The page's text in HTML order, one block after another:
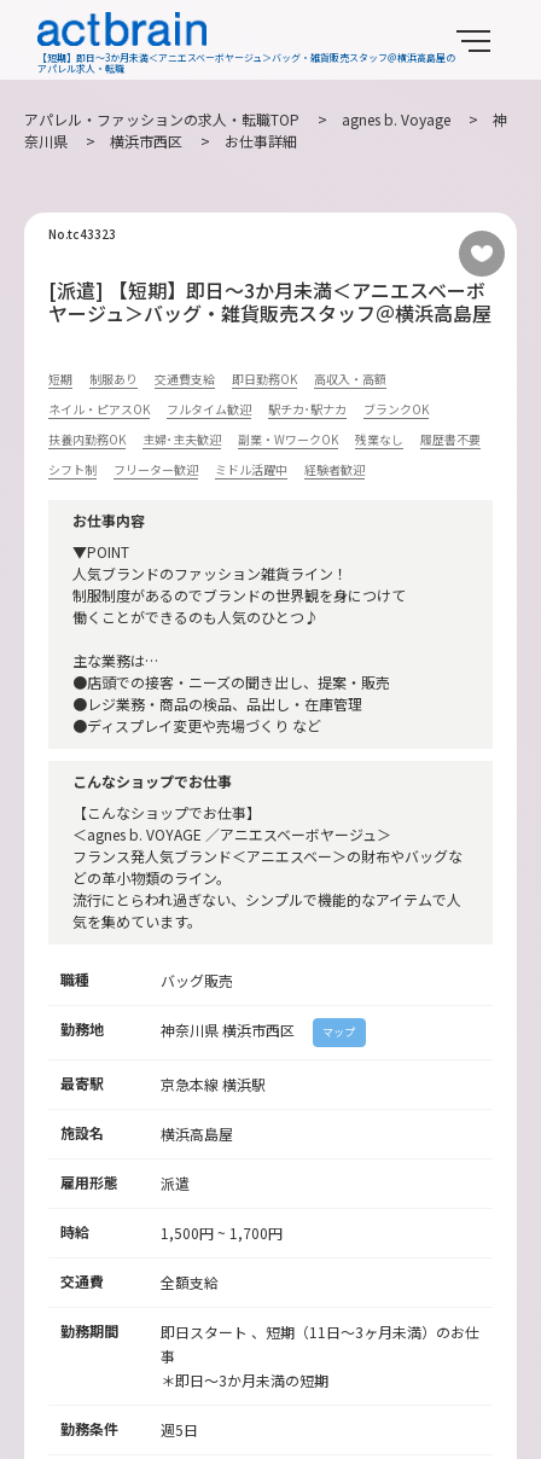
【短期】即日～3か月未満＜アニエスベーボヤージュ＞バッグ・雑貨販売スタッフ＠横浜高島屋の
アパレル求人・転職
アパレル・ファッションの求人・転職TOP > agnes b. Voyage > 神
奈川県 > 横浜市西区 > お仕事詳細
No.tc43323
[派遣] 【短期】即日～3か月未満＜アニエスベーボ
ヤージュ＞バッグ・雑貨販売スタッフ＠横浜高島屋
短期 制服あり 交通費支給 即日勤務OK
高収入・高額
ネイル・ピアスOK
フルタイム歓迎 駅チカ･駅ナカ
ブランクOK
扶養内勤務OK
主婦･主夫歓迎 副業・WワークOK 残業なし
履歴書不要
シフト制
フリーター歓迎 ミドル活躍中 経験者歓迎
お仕事内容
▼POINT
人気ブランドのファッション雑貨ライン！
制服制度があるのでブランドの世界観を身につけて
働くことができるのも人気のひとつ♪
主な業務は…
●店頭での接客・ニーズの聞き出し、提案・販売
●レジ業務・商品の検品、品出し・在庫管理
●ディスプレイ変更や売場づくり など
こんなショップでお仕事
【こんなショップでお仕事】
＜agnes b. VOYAGE ／アニエスベーボヤージュ＞
フランス発人気ブランド＜アニエスベー＞の財布やバッグな
どの革小物類のライン。
流行にとらわれ過ぎない、シンプルで機能的なアイテムで人
気を集めています。
職種 バッグ販売
勤務地 神奈川県横浜市西区 マップ
最寄駅 京急本線 横浜駅
施設名 横浜高島屋
雇用形態 派遣
時給 1,500円 ~ 1,700円
交通費 全額支給
勤務期間
即日スタート 、短期（11日～3ヶ月未満）のお仕
事
＊即日～3か月未満の短期
勤務条件 週5日